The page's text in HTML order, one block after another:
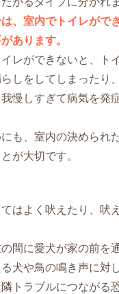
、室内でトイレがで
あります。
レができないと、ト
しをしてしまったり
慢しすぎて病気を発
も、室内の決められ
が大切です。
はよく吠えたり、吠
間に愛犬が家の前を
犬や鳥の鳴き声に対
トラブルにつながる